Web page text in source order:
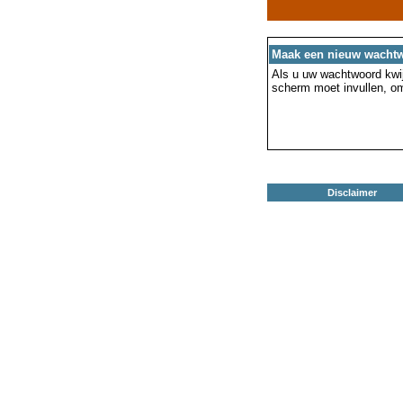
Maak een nieuw
Als u uw wachtwoord
scherm moet invullen,
Disclaimer